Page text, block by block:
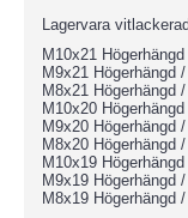
Lagervara
M10x21
M9x21 Högerhängd
M8x21 Högerhängd
M10x20
M9x20 Högerhängd
M8x20 Högerhängd
M10x19
M9x19 Högerhängd
M8x19 Högerhängd